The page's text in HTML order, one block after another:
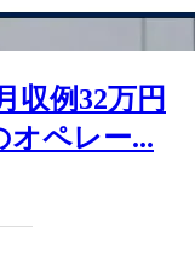
収例32万円
ペレー...